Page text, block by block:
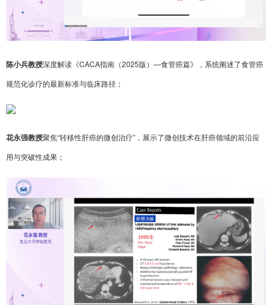
陈小兵教授深度解读《CACA指南（2025版）—食管癌篇》，系统阐述了食管癌
规范化诊疗的最新标准与临床路径；
花永强教授聚焦“转移性肝癌的微创治疗”，展示了微创技术在肝癌领域的前沿应
用与突破性成果；